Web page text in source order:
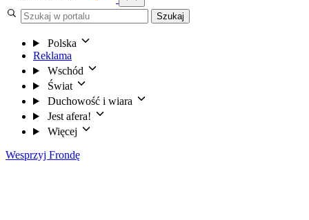
Szukaj
Polska
Reklama
Wschód
Świat
Duchowość i wiara
Jest afera!
Więcej
Wesprzyj Frondę